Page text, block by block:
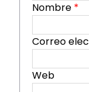
Nombre *
Correo
Web